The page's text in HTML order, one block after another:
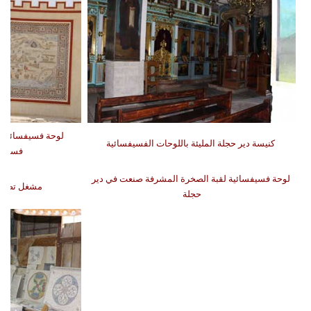
كنيسة دير حجلة المليئة باللوحات الفسيفسائية
لوحة
لوحة فسيفسائية لقبة الصخرة المشرفة صنعت في دير
حجلة
مشغل